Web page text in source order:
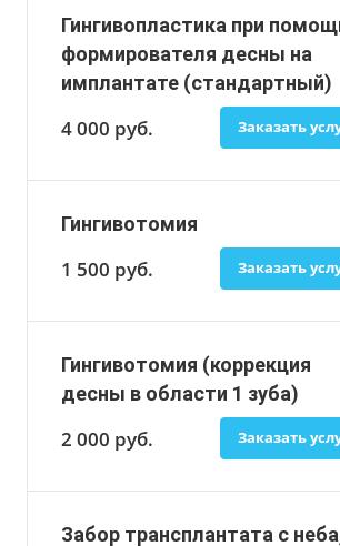
Гингивопластика при
формирователя десны на
имплантате (стандартный)
4 000 руб. Заказать
Гингивотомия
1 500 руб. Заказать
Гингивотомия (коррекция
десны в области 1 зуба)
2 000 руб. Заказать
Забор трансплантата с